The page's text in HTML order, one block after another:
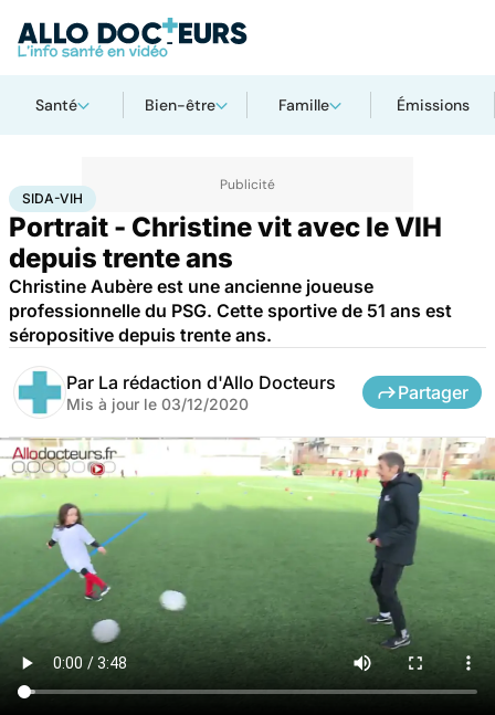
Santé Bien-être Famille Émissions
AccueilSanté
SIDA-VIH
Portrait - Christine vit avec le VIH
depuis trente ans
Christine Aubère est une ancienne joueuse
professionnelle du PSG. Cette sportive de 51 ans est
séropositive depuis trente ans.
Par La rédaction d'Allo Docteurs
Mis à jour le 03/12/2020
Partager